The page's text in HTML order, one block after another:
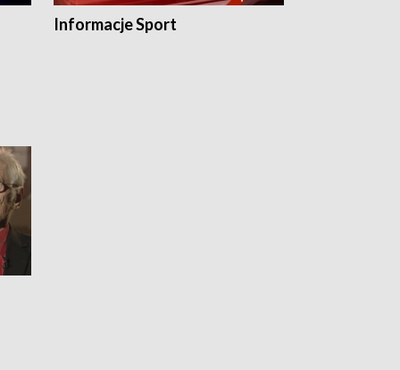
Informacje Sport